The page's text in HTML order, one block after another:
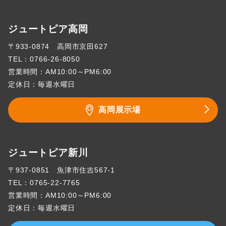
ジュートピア高岡
〒933-0874 高岡市京田627
TEL：0766-26-8050
営業時間：AM10:00～PM6:00
定休日：毎週水曜日
高岡展示場
ジュートピア新川
〒937-0851 魚津市住吉567-1
TEL：0765-22-7765
営業時間：AM10:00～PM6:00
定休日：毎週水曜日